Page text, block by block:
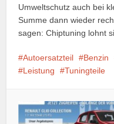
Umweltschutz auch bei
Summe dann wieder
sagen: Chiptuning lohnt
Autoersatzteil Benzin
Leistung
Tuningteile